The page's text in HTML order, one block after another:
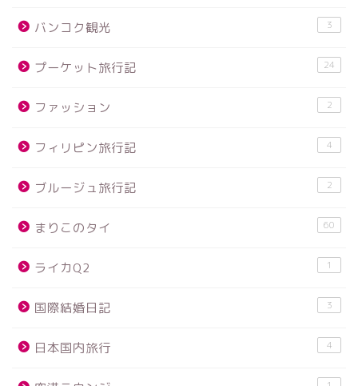
バンコク観光 3
プーケット旅行記 24
ファッション 2
フィリピン旅行記 4
ブルージュ旅行記 2
まりこのタイ 60
ライカQ2 1
国際結婚日記 3
日本国内旅行 4